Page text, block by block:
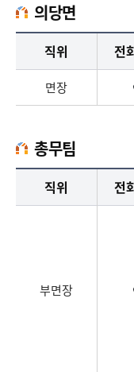
의당면
의당면업무담당자의 정보로 직급, 전화번호, 담당업무를 안내하고 있습니다
직위 전
면장
총무팀
총무팀업무담당자의 정보로 직급, 전화번호, 담당업무를 안내하고 있습니다
직위 전
부면장